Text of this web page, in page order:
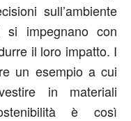
sull’ambiente
si impegnano con
il loro impatto. I
un esempio a cui
in materiali
è così